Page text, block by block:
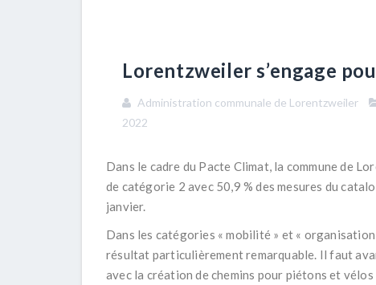
Lorentzweiler s’engage
Administration communale de Lorentzweiler
2022
Dans le cadre du Pacte Climat, la commune de
de catégorie 2 avec 50,9 % des mesures du
janvier.
Dans les catégories « mobilité » et «
résultat particulièrement remarquable. Il faut
avec la création de chemins pour piétons et